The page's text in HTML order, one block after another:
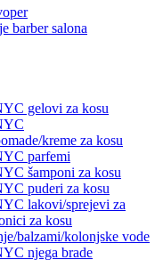
barber salona
gelovi za kosu
kreme za kosu
parfemi
šamponi za kosu
puderi za kosu
lakovi/sprejevi za
za kosu
balzami/kolonjske vode
njega brade